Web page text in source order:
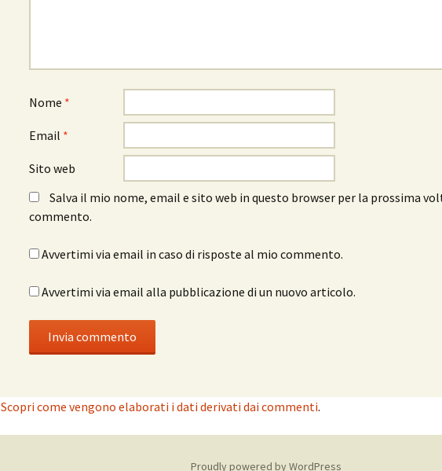
Nome *
Email *
Sito web
Salva il mio nome, email e sito web in questo browser per la prossima
commento.
Avvertimi via email in caso di risposte al mio commento.
Avvertimi via email alla pubblicazione di un nuovo articolo.
Scopri come vengono elaborati i dati derivati dai commenti.
Proudly powered by WordPress